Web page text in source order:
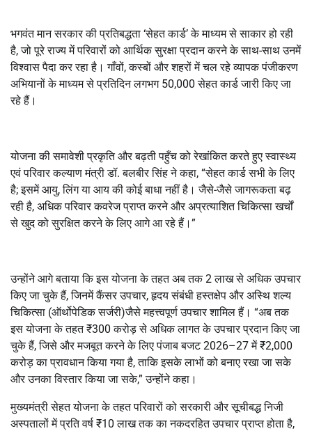
भगवंत मान सरकार की प्रतिबद्धता ‘सेहत कार्ड’ के माध्यम से साकार हो रही
है, जो पूरे राज्य में परिवारों को आर्थिक सुरक्षा प्रदान करने के साथ-साथ उनमें
विश्वास पैदा कर रहा है। गाँवों, कस्बों और शहरों में चल रहे व्यापक पंजीकरण
अभियानों के माध्यम से प्रतिदिन लगभग 50,000 सेहत कार्ड जारी किए जा
रहे हैं।
योजना की समावेशी प्रकृति और बढ़ती पहुँच को रेखांकित करते हुए स्वास्थ्य
एवं परिवार कल्याण मंत्री डॉ. बलबीर सिंह ने कहा, “सेहत कार्ड सभी के लिए
है; इसमें आयु, लिंग या आय की कोई बाधा नहीं है। जैसे-जैसे जागरूकता बढ़
रही है, अधिक परिवार कवरेज प्राप्त करने और अप्रत्याशित चिकित्सा खर्चों
से खुद को सुरक्षित करने के लिए आगे आ रहे हैं।”
उन्होंने आगे बताया कि इस योजना के तहत अब तक 2 लाख से अधिक उपचार
किए जा चुके हैं, जिनमें कैंसर उपचार, हृदय संबंधी हस्तक्षेप और अस्थि शल्य
चिकित्सा (ऑर्थोपेडिक सर्जरी)जैसे महत्त्वपूर्ण उपचार शामिल हैं। “अब तक
इस योजना के तहत ₹300 करोड़ से अधिक लागत के उपचार प्रदान किए जा
चुके हैं, जिसे और मजबूत करने के लिए पंजाब बजट 2026–27 में ₹2,000
करोड़ का प्रावधान किया गया है, ताकि इसके लाभों को बनाए रखा जा सके
और उनका विस्तार किया जा सके,” उन्होंने कहा।
मुख्यमंत्री सेहत योजना के तहत परिवारों को सरकारी और सूचीबद्ध निजी
अस्पतालों में प्रति वर्ष ₹10 लाख तक का नकदरहित उपचार प्राप्त होता है,